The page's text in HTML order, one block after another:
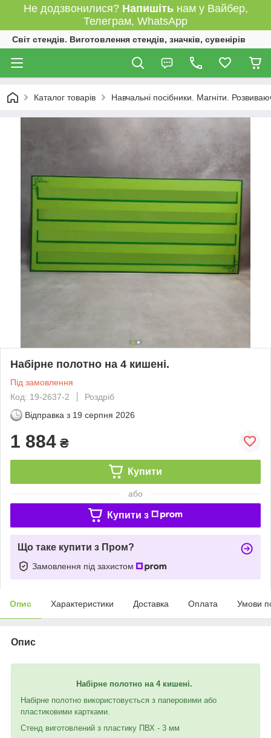
Не додзвонилися? Напишітьнам у Вайбер,
Телеграм, WhatsApp
Світ стендів. Виготовлення стендів, значків, сувенірів
Каталог товарів Навчальні посібники. Магніти.
Набірне полотно на 4 кишені.
Під замовлення
Код: 19-2637-2
Роздріб
Відправка з 19 серпня 2026
1 884 ₴
Купити
або
Купити з
Що таке купити з Пром?
Замовлення під захистом
Опис Характеристики Доставка Оплата Умови
Опис
Набірне полотно на 4 кишені.
Набірне полотно використовується з паперовими або
пластиковими картками.
Стенд виготовлений з пластику ПВХ - 3 мм